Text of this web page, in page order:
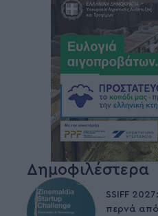
Δημοφιλέστερα
SSIFF
περνά